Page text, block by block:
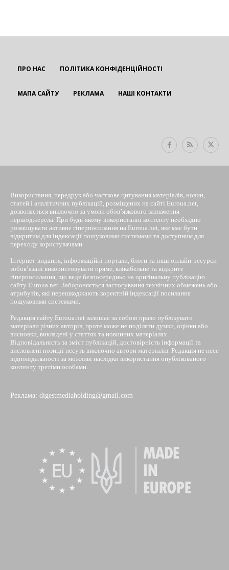
ПРО НАС ПОЛІТИКА КОНФІДЕНЦІЙНОСТІ
МАПА САЙТУ РЕКЛАМА НАШІ КОНТАКТИ
Використання, передрук або часткове цитування матеріалів, новин,
статей і аналітичних публікацій, розміщених на сайті Euroua.net,
дозволяється виключно за умови обов’язкового зазначення
першоджерела. При будь-якому використанні контенту необхідно
розміщувати активне гіперпосилання на Euroua.net, яке має бути
відкритим для індексації пошуковими системами та доступним для
переходу користувачами.
Інтернет-видання, інформаційні портали, блоги та інші онлайн-ресурси
зобов’язані використовувати пряме, клікабельне та відкрите
гіперпосилання, що веде безпосередньо на оригінальну публікацію
сайту Euroua.net. Забороняється застосування технічних обмежень або
атрибутів, які перешкоджають коректній індексації посилання
пошуковими системами.
Редакція сайту Euroua.net залишає за собою право публікувати
матеріали різних авторів, проте може не поділяти думки, оцінки або
висновки, викладені у статтях та новинних матеріалах.
Відповідальність за зміст публікацій, достовірність інформації та
висловлені позиції несуть виключно автори матеріалів. Редакція не несе
відповідальності за можливі наслідки використання опублікованого
контенту третіми особами.
Реклама: digestmediaholding@gmail.com